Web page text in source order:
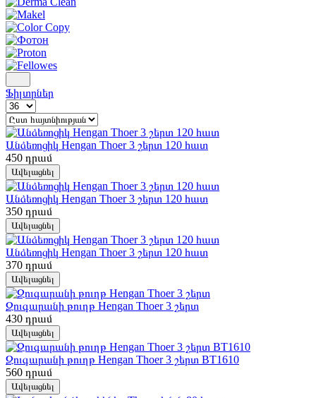
Ֆիլտրներ
Անձեռոցիկ Hengan Thoer 3 շերտ 120 հատ
450 դրամ
Ավելացնել
Անձեռոցիկ Hengan Thoer 3 շերտ 120 հատ
350 դրամ
Ավելացնել
Անձեռոցիկ Hengan Thoer 3 շերտ 120 հատ
370 դրամ
Ավելացնել
Զուգարանի թուղթ Hengan Thoer 3 շերտ
430 դրամ
Ավելացնել
Զուգարանի թուղթ Hengan Thoer 3 շերտ BT1610
560 դրամ
Ավելացնել